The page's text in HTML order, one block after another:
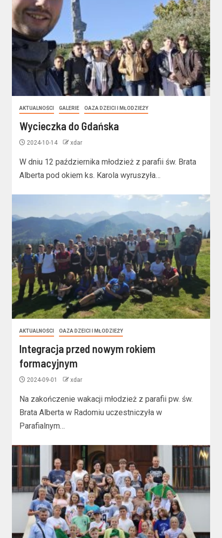
AKTUALNOŚCI GALERIE OAZA DZEICI I MŁODZIEŻY
Wycieczka do Gdańska
2024-10-14 xdar
W dniu 12 października młodzież z parafii św. Brata
Alberta pod okiem ks. Karola wyruszyła…
AKTUALNOŚCI OAZA DZEICI I MŁODZIEŻY
Integracja przed nowym rokiem
formacyjnym
2024-09-01 xdar
Na zakończenie wakacji młodzież z parafii pw. św.
Brata Alberta w Radomiu uczestniczyła w
Parafialnym…